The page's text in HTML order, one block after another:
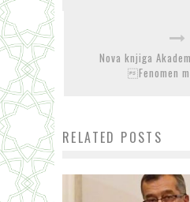
Nova knjiga
Fenomen
RELATED POSTS